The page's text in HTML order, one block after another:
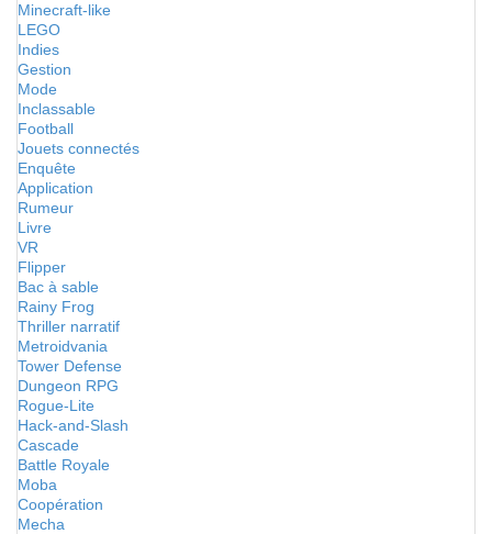
Minecraft-like
LEGO
Indies
Gestion
Mode
Inclassable
Football
Jouets connectés
Enquête
Application
Rumeur
Livre
VR
Flipper
Bac à sable
Rainy Frog
Thriller narratif
Metroidvania
Tower Defense
Dungeon RPG
Rogue-Lite
Hack-and-Slash
Cascade
Battle Royale
Moba
Coopération
Mecha